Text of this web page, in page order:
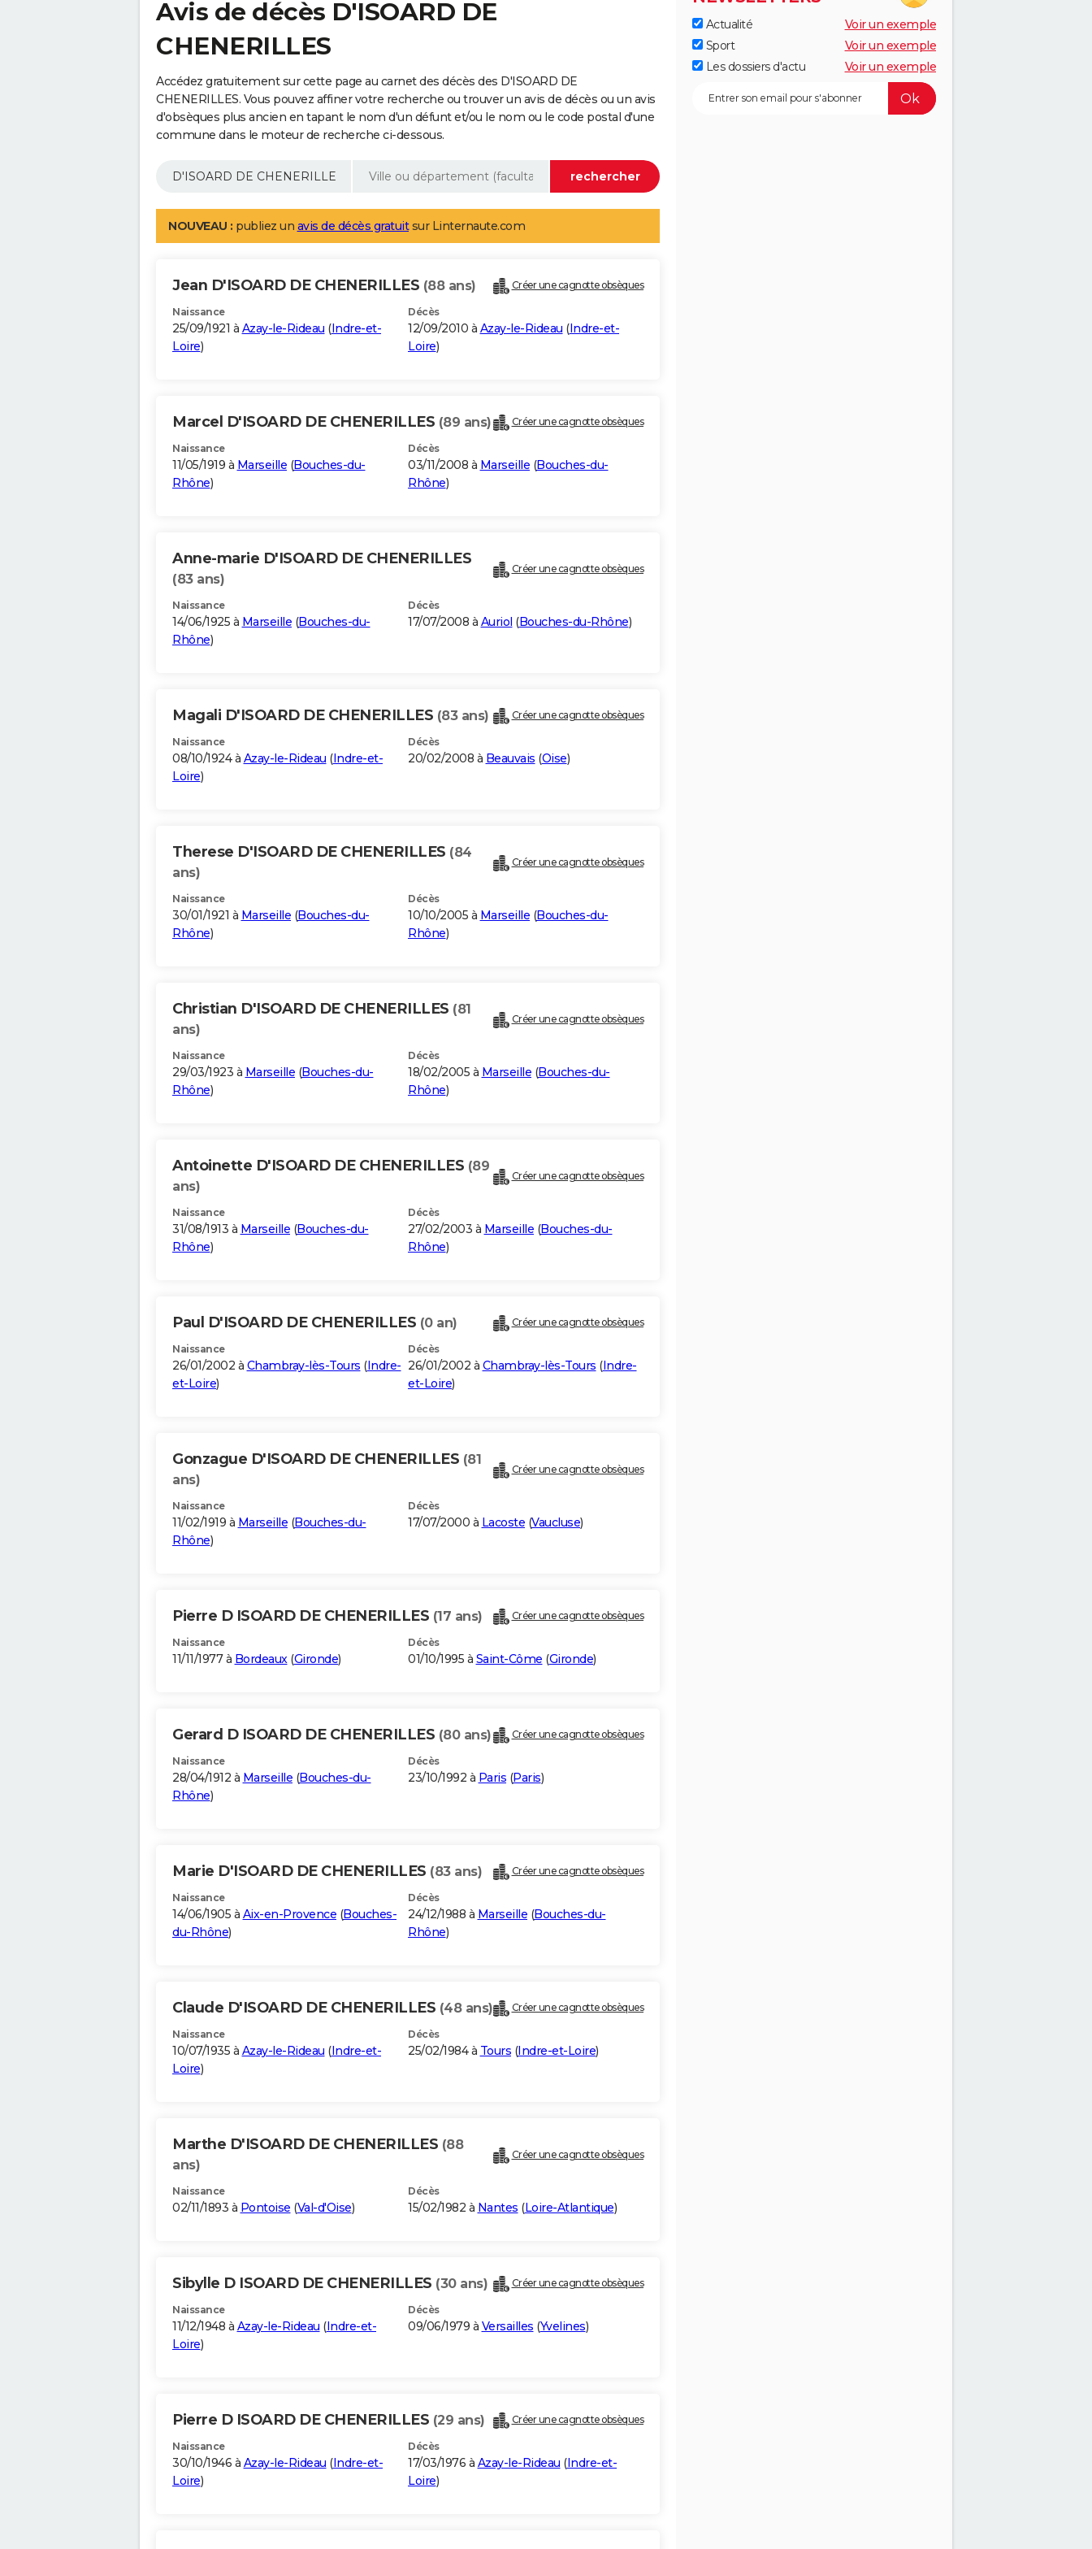
Avis de décès D'ISOARD DE
CHENERILLES
Accédez gratuitement sur cette page au carnet des décès des D'ISOARD DE
CHENERILLES. Vous pouvez affiner votre recherche ou trouver un avis de décès ou un avis
d'obsèques plus ancien en tapant le nom d'un défunt et/ou le nom ou le code postal d'une
commune dans le moteur de recherche ci-dessous.
NOUVEAU : publiez un avis de décès gratuitsur Linternaute.com
Jean D'ISOARD DE CHENERILLES (88 ans) Créer une cagnotte obsèques
Naissance
25/09/1921 à Azay-le-Rideau (Indre-et-
Loire)
Décès
12/09/2010 à Azay-le-Rideau (Indre-et-
Loire)
Marcel D'ISOARD DE CHENERILLES (89 ans) Créer une cagnotte obsèques
Naissance
11/05/1919 à Marseille (Bouches-du-
Rhône)
Décès
03/11/2008 à Marseille (Bouches-du-
Rhône)
Anne-marie D'ISOARD DE CHENERILLES
(83 ans)
Créer une cagnotte obsèques
Naissance
14/06/1925 à Marseille (Bouches-du-
Rhône)
Décès
17/07/2008 à Auriol (Bouches-du-Rhône)
Magali D'ISOARD DE CHENERILLES (83 ans) Créer une cagnotte obsèques
Naissance
08/10/1924 à Azay-le-Rideau (Indre-et-
Loire)
Décès
20/02/2008 à Beauvais (Oise)
Therese D'ISOARD DE CHENERILLES (84
ans)
Créer une cagnotte obsèques
Naissance
30/01/1921 à Marseille (Bouches-du-
Rhône)
Décès
10/10/2005 à Marseille (Bouches-du-
Rhône)
Christian D'ISOARD DE CHENERILLES (81
ans)
Créer une cagnotte obsèques
Naissance
29/03/1923 à Marseille (Bouches-du-
Rhône)
Décès
18/02/2005 à Marseille (Bouches-du-
Rhône)
Antoinette D'ISOARD DE CHENERILLES (89
ans)
Créer une cagnotte obsèques
Naissance
31/08/1913 à Marseille (Bouches-du-
Rhône)
Décès
27/02/2003 à Marseille (Bouches-du-
Rhône)
Paul D'ISOARD DE CHENERILLES (0 an) Créer une cagnotte obsèques
Naissance
26/01/2002 à Chambray-lès-Tours (Indre-
et-Loire)
Décès
26/01/2002 à Chambray-lès-Tours (Indre-
et-Loire)
Gonzague D'ISOARD DE CHENERILLES (81
ans)
Créer une cagnotte obsèques
Naissance
11/02/1919 à Marseille (Bouches-du-
Rhône)
Décès
17/07/2000 à Lacoste (Vaucluse)
Pierre D ISOARD DE CHENERILLES (17 ans) Créer une cagnotte obsèques
Naissance
11/11/1977 à Bordeaux(Gironde)
Décès
01/10/1995 à Saint-Côme (Gironde)
Gerard D ISOARD DE CHENERILLES (80 ans) Créer une cagnotte obsèques
Naissance
28/04/1912 à Marseille (Bouches-du-
Rhône)
Décès
23/10/1992 à Paris (Paris)
Marie D'ISOARD DE CHENERILLES (83 ans) Créer une cagnotte obsèques
Naissance
14/06/1905 à Aix-en-Provence (Bouches-
du-Rhône)
Décès
24/12/1988 à Marseille (Bouches-du-
Rhône)
Claude D'ISOARD DE CHENERILLES (48 ans) Créer une cagnotte obsèques
Naissance
10/07/1935 à Azay-le-Rideau (Indre-et-
Loire)
Décès
25/02/1984 à Tours (Indre-et-Loire)
Marthe D'ISOARD DE CHENERILLES (88
ans)
Créer une cagnotte obsèques
Naissance
02/11/1893 à Pontoise (Val-d'Oise)
Décès
15/02/1982 à Nantes (Loire-Atlantique)
Sibylle D ISOARD DE CHENERILLES (30 ans) Créer une cagnotte obsèques
Naissance
11/12/1948 à Azay-le-Rideau (Indre-et-
Loire)
Décès
09/06/1979 à Versailles (Yvelines)
Pierre D ISOARD DE CHENERILLES (29 ans) Créer une cagnotte obsèques
Naissance
30/10/1946 à Azay-le-Rideau (Indre-et-
Loire)
Décès
17/03/1976 à Azay-le-Rideau (Indre-et-
Loire)
Actualité
Voir un exemple
Sport
Voir un exemple
Les dossiers d'actu
Voir un exemple